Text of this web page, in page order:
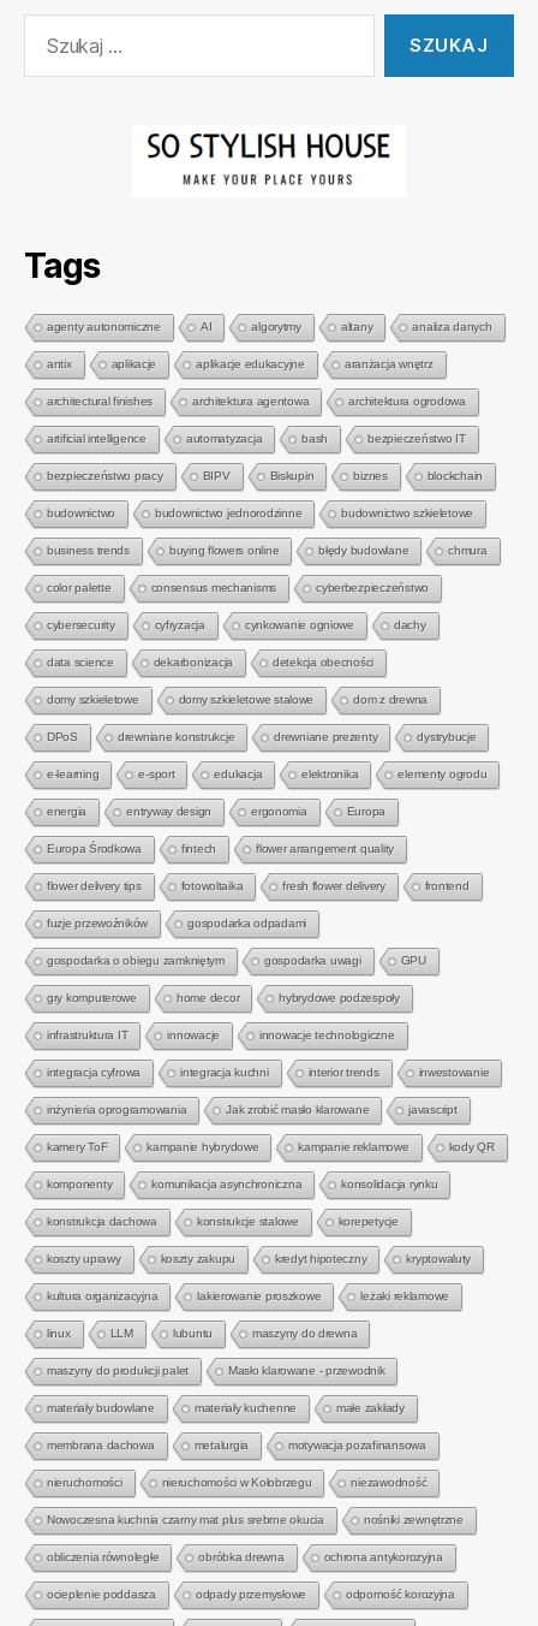
Tags
agenty autonomiczne AI algorytmy altany analiza danych
antix aplikacje aplikacje edukacyjne aranżacja wnętrz
architectural finishes architektura agentowa architektura ogrodowa
artificial intelligence automatyzacja bash bezpieczeństwo IT
bezpieczeństwo pracy BIPV Biskupin biznes blockchain
budownictwo budownictwo jednorodzinne budownictwo szkieletowe
business trends buying flowers online błędy budowlane chmura
color palette consensus mechanisms cyberbezpieczeństwo
cybersecurity cyfryzacja cynkowanie ogniowe dachy
data science dekarbonizacja detekcja obecności
domy szkieletowe domy szkieletowe stalowe dom z drewna
DPoS drewniane konstrukcje drewniane prezenty dystrybucje
e-learning e-sport edukacja elektronika elementy ogrodu
energia entryway design ergonomia Europa
Europa Środkowa fintech flower arrangement quality
flower delivery tips fotowoltaika fresh flower delivery frontend
fuzje przewoźników gospodarka odpadami
gospodarka o obiegu zamkniętym gospodarka uwagi GPU
gry komputerowe home decor hybrydowe podzespoły
infrastruktura IT innowacje innowacje technologiczne
integracja cyfrowa integracja kuchni interior trends inwestowanie
inżynieria oprogramowania Jak zrobić masło klarowane javascript
kamery ToF kampanie hybrydowe kampanie reklamowe kody QR
komponenty komunikacja asynchroniczna konsolidacja rynku
konstrukcja dachowa konstrukcje stalowe korepetycje
koszty uprawy koszty zakupu kredyt hipoteczny kryptowaluty
kultura organizacyjna lakierowanie proszkowe leżaki reklamowe
linux LLM lubuntu maszyny do drewna
maszyny do produkcji palet Masło klarowane - przewodnik
materiały budowlane materiały kuchenne małe zakłady
membrana dachowa metalurgia motywacja pozafinansowa
nieruchomości nieruchomości w Kołobrzegu niezawodność
Nowoczesna kuchnia czarny mat plus srebrne okucia nośniki zewnętrzne
obliczenia równoległe obróbka drewna ochrona antykorozyjna
ocieplenie poddasza odpady przemysłowe odporność korozyjna